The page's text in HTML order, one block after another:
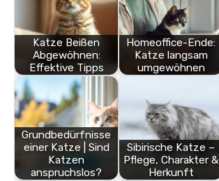
Katze Beißen
Abgewöhnen:
Effektive Tipps
Homeoffice-Ende:
Katze langsam
umgewöhnen
Grundbedürfnisse
einer Katze | Sind
Katzen
anspruchslos?
Sibirische Katze –
Pflege, Charakter &
Herkunft